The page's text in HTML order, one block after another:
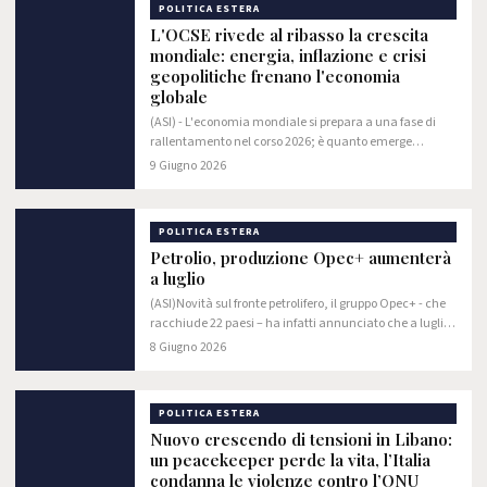
POLITICA ESTERA
L'OCSE rivede al ribasso la crescita
mondiale: energia, inflazione e crisi
geopolitiche frenano l'economia
globale
(ASI) - L'economia mondiale si prepara a una fase di
rallentamento nel corso 2026; è quanto emerge
dall'ultima analisi dell’Economic Outlook pubblicata
9 Giugno 2026
POLITICA ESTERA
Petrolio, produzione Opec+ aumenterà
a luglio
(ASI)Novità sul fronte petrolifero, il gruppo Opec+ - che
racchiude 22 paesi – ha infatti annunciato che a luglio
confermerà l’aumento della produzione di greggio pari
8 Giugno 2026
POLITICA ESTERA
Nuovo crescendo di tensioni in Libano:
un peacekeeper perde la vita, l’Italia
condanna le violenze contro l’ONU